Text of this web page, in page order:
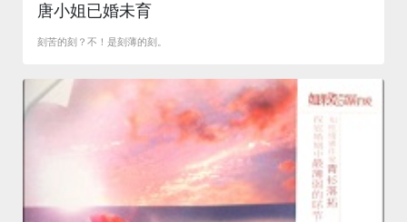
唐小姐已婚未育
刻苦的刻？不！是刻薄的刻。